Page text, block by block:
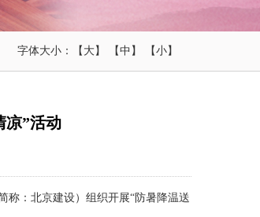
字体大小： 【大】 【中】 【小】
凉”活动
：北京建设）组织开展“防暑降温送